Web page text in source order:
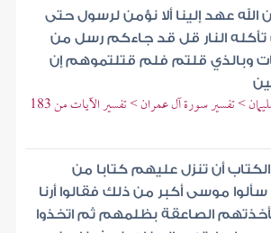
الله عهد إلينا ألا نؤمن لرسول حتى
تأكله النار قل قد جاءكم رسل من
وبالذي قلتم فلم قتلتموهم إن
تفسير مقاتل بن سليمان > تفسير سورة آل عمران > تفسير الآيات من 183
أن تنزل عليهم كتابا من
موسى أكبر من ذلك فقالوا أرنا
الصاعقة بظلمهم ثم اتخذوا